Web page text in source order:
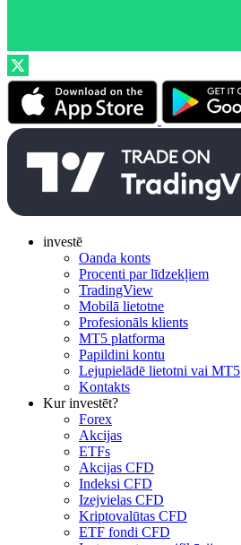
investē
Oanda konts
Procenti par līdzekļiem
TradingView
Mobilā lietotne
Profesionāls klients
MT5 platforma
Papildini kontu
Lejupielādē lietotni vai MT5
Kontakts
Kur investēt?
Forex
Akcijas
ETFs
Akcijas CFD
Indeksi CFD
Izejvielas CFD
Kriptovalūtas CFD
ETF fondi CFD